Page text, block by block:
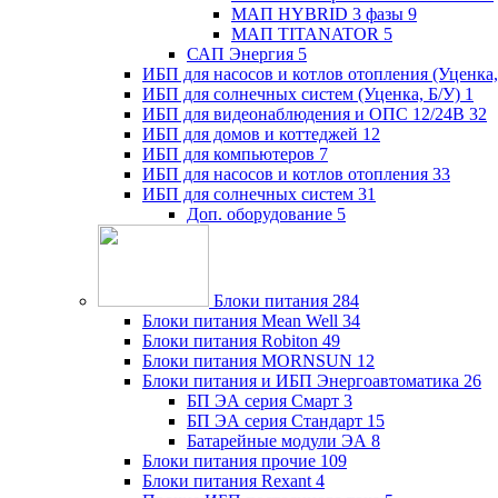
МАП HYBRID 3 фазы 9
МАП TITANATOR 5
САП Энергия 5
ИБП для насосов и котлов отопления
ИБП для солнечных систем (Уценка, Б/У) 1
ИБП для видеонаблюдения и ОПС 12/24В 32
ИБП для домов и коттеджей 12
ИБП для компьютеров 7
ИБП для насосов и котлов отопления 33
ИБП для солнечных систем 31
Доп. оборудование 5
Блоки питания 284
Блоки питания Mean Well 34
Блоки питания Robiton 49
Блоки питания MORNSUN 12
Блоки питания и ИБП Энергоавтоматика 26
БП ЭА серия Смарт 3
БП ЭА серия Стандарт 15
Батарейные модули ЭА 8
Блоки питания прочие 109
Блоки питания Rexant 4